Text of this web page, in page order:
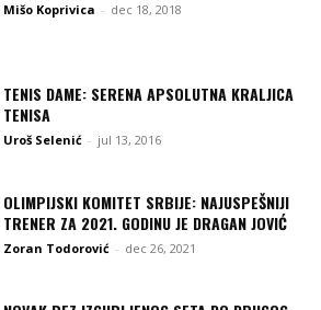
Mišo Koprivica - dec 18, 2018
TENIS DAME: SERENA APSOLUTNA KRALJICA
TENISA
Uroš Selenić - jul 13, 2016
OLIMPIJSKI KOMITET SRBIJE: NAJUSPEŠNIJI
TRENER ZA 2021. GODINU JE DRAGAN JOVIĆ
Zoran Todorović - dec 26, 2021